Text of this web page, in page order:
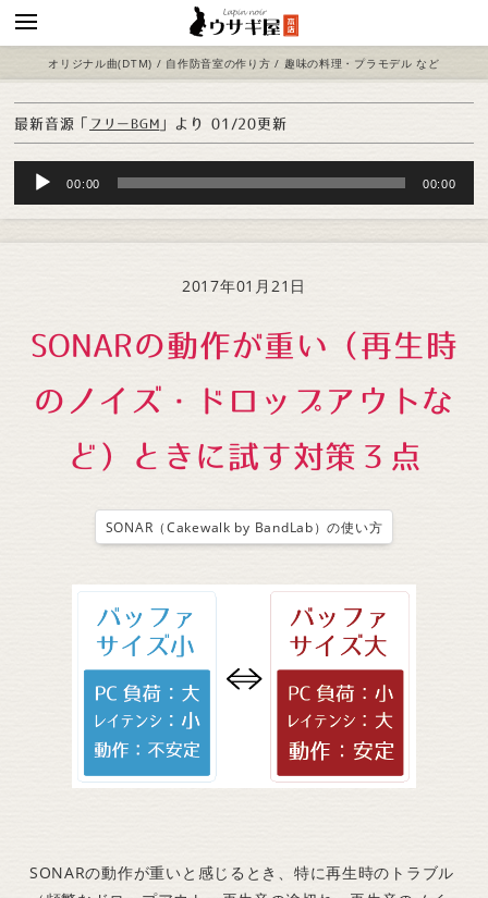
オリジナル曲(DTM) / 自作防音室の作り方 / 趣味の料理・プラモデル など
最新音源「 フリーBGM 」より 01/20更新
Audio
Player
00:00 00:00
2017年01月21日
SONARの動作が重い（再生時
のノイズ・ドロップアウトな
ど）ときに試す対策３点
SONAR（Cakewalk by BandLab）の使い方
SONARの動作が重いと感じるとき、特に再生時のトラブル